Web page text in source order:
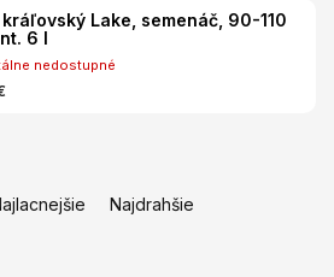
Lake, semenáč, 90-110
6 l
nedostupné
Najdrahšie